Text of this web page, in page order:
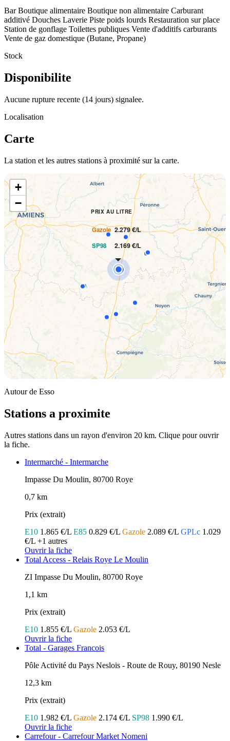
Bar Boutique alimentaire Boutique non alimentaire Carburant
additivé Douches Laverie Piste poids lourds Restauration sur place
Station de gonflage Toilettes publiques Vente d'additifs carburants
Vente de gaz domestique (Butane, Propane)
Stock
Disponibilite
Aucune rupture recente (14 jours) signalee.
Localisation
Carte
La station et les autres stations à proximité sur la carte.
PRIX AU LITRE
Gazole 2.279 €/L
SP98 2.169 €/L
+
−
Autour de Esso
Stations a proximite
Autres stations dans un rayon d'environ 20 km. Clique pour ouvrir
la fiche.
Intermarché - Intermarche
Impasse Du Moulin, 80700 Roye
0,7 km
Prix (extrait)
E10 1.865 €/L E85 0.829 €/L Gazole 2.089 €/L GPLc 1.029
€/L +1 autres
Ouvrir la fiche
Total Access - Relais Roye Le Moulin
ZI Impasse Du Moulin, 80700 Roye
1,1 km
Prix (extrait)
E10 1.855 €/L Gazole 2.053 €/L
Ouvrir la fiche
Total - Garages Francois
Pôle Activité du Pays Neslois - Route de Rouy, 80190 Nesle
12,3 km
Prix (extrait)
E10 1.982 €/L Gazole 2.174 €/L SP98 1.990 €/L
Ouvrir la fiche
Carrefour - Carrefour Market Nomeni